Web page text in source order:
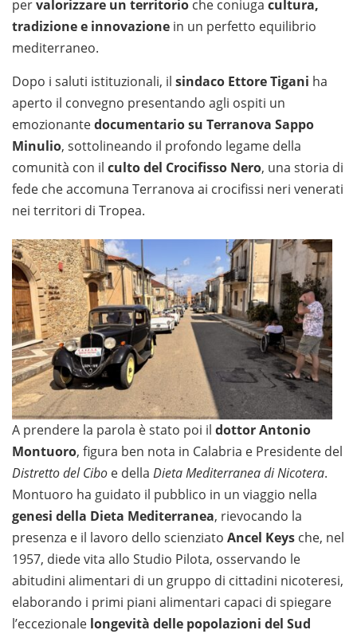
pervalorizzare un territorio che coniuga cultura,
tradizione e innovazione in un perfetto equilibrio
mediterraneo.
Dopo i saluti istituzionali, il sindaco Ettore Tigani ha
aperto il convegno presentando agli ospiti un
emozionantedocumentario su Terranova Sappo
Minulio, sottolineando il profondo legame della
comunità con il culto del Crocifisso Nero, una storia di
fede che accomuna Terranova ai crocifissi neri venerati
nei territori di Tropea.
A prendere la parola è stato poi il dottor Antonio
Montuoro, figura ben nota in Calabria e Presidente del
Distretto del Cibo e della Dieta Mediterranea di Nicotera.
Montuoro ha guidato il pubblico in un viaggio nella
genesi della Dieta Mediterranea, rievocando la
presenza e il lavoro dello scienziato Ancel Keys che, nel
1957, diede vita allo Studio Pilota, osservando le
abitudini alimentari di un gruppo di cittadini nicoteresi,
elaborando i primi piani alimentari capaci di spiegare
l’eccezionale longevità delle popolazioni del Sud